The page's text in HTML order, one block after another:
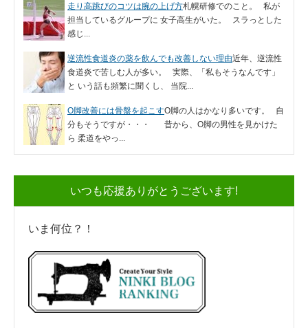
走り高跳びのコツは腕の上げ方札幌研修でのこと。 私が
担当しているグループに 女子高生がいた。 スラっとした
感じ...
逆流性食道炎の薬を飲んでも改善しない理由近年、逆流性
食道炎で苦しむ人が多い。 実際、「私もそうなんです」
と いう話も頻繁に聞くし、 当院...
O脚改善には骨盤を起こすO脚の人はかなり多いです。 自
分もそうですが・・・ 昔から、O脚の男性を見かけた
ら 柔道をやっ...
いつも応援ありがとうございます!
いま何位？！